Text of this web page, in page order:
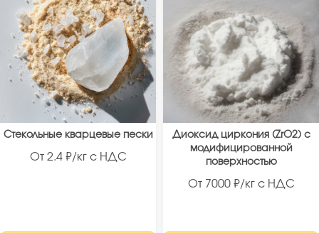
Стекольные кварцевые пески
От 2.4 ₽/кг с НДС
Диоксид циркония (ZrO2) с
модифицированной
поверхностью
От 7000 ₽/кг с НДС